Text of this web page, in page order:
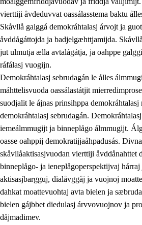
1. Åhpadusá árvvovuodo
1.1 Almasjárvvo
1.2 Identitiehtta ja kultuvralasj
1.3 Lájttális ájádallam ja
1.4 Dahkamávvo, berustibme ja
1.5 Vieledus luonnduj ja
Demokratijja ja oassálasstem
vierttiji åvdeduvvat oassálasstema baktu
Skåvllå galggá demokráhtalasj árvojt ja
åvddågáttojda ja badjelgæhttjamijda.
jut ulmutja ælla avtalágátja, ja oahppe
ráfálasj vuogijn.
Demokráhtalasj sebrudagán le ålles
máhttelisvuoda oassálastátjit
suodjalit le ájnas prinsihppa demokráhtalasj
demokráhtalasj sebrudagán.
iemeálmmugijt ja binneplågo álmmugijt.
oasse oahppij demokratijjaåhpadusás. Divna
skåvllåaktisasjvuodan vierttiji åvddånahttet
binneplågo- ja ieneplågoperspektijvaj hárraj
aktisasjbargguj, dialåvggåj ja vuojnoj
dahkat moattevuohtaj avta bielen ja
bielen gájbbet diedulasj árvvovuojnov ja
dåjmadimev.